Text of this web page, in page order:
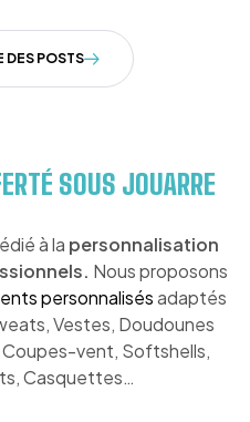
DES POSTS
SOUS JOUARRE
à la personnalisation
Nous proposons
personnalisésadaptés
Vestes, Doudounes
Coupes-vent, Softshells,
Casquettes…